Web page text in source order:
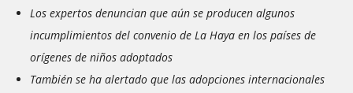
Los expertos denuncian que aún se producen algunos
incumplimientos del convenio de La Haya en los países de
orígenes de niños adoptados
También se ha alertado que las adopciones internacionales